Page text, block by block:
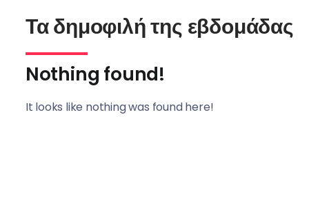
Τα δημοφιλή της εβδομάδας
Nothing found!
It looks like nothing was found here!